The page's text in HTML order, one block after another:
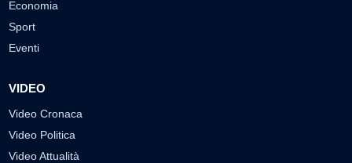
Economia
Sport
Eventi
VIDEO
Video Cronaca
Video Politica
Video Attualità